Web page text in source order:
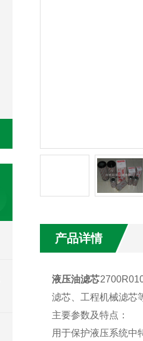
产品详情
液压油滤芯
滤芯、工程机械滤芯
主要参数及特点：
用于保护液压系统中